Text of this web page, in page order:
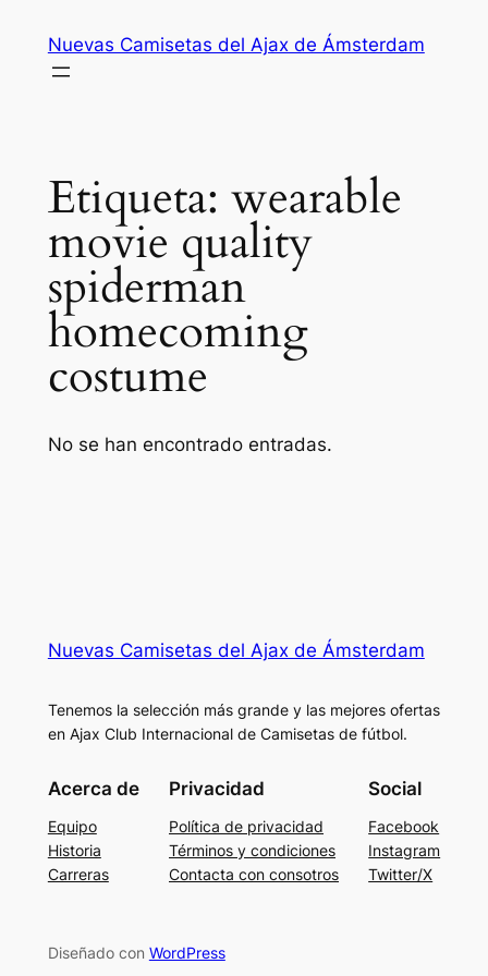
contenido
Nuevas Camisetas del Ajax de Ámsterdam
Etiqueta: wearable
movie quality
spiderman
homecoming
costume
No se han encontrado entradas.
Nuevas Camisetas del Ajax de Ámsterdam
Tenemos la selección más grande y las mejores ofertas
en Ajax Club Internacional de Camisetas de fútbol.
Acerca de
Equipo
Historia
Carreras
Privacidad
Política de privacidad
Términos y condiciones
Contacta con consotros
Social
Facebook
Instagram
Twitter/X
Diseñado con WordPress